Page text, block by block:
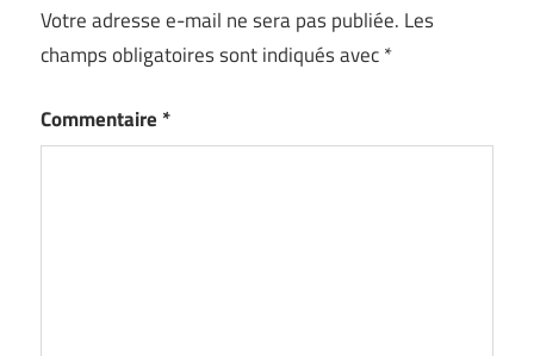
Votre adresse e-mail ne sera pas publiée. Les
champs obligatoires sont indiqués avec*
Commentaire *